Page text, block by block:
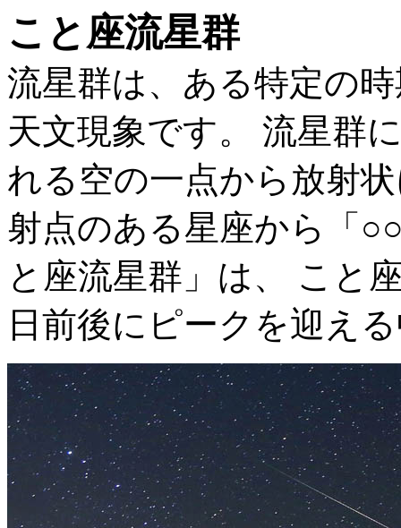
こと座流星群
流星群は、ある特定の
天文現象です。 流星群
れる空の一点から放射
射点のある星座から「
と座流星群」は、 こと
日前後にピークを迎え